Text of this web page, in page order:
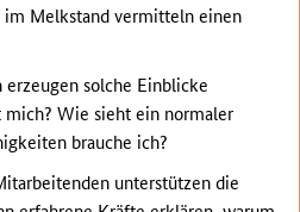
Melkstand vermitteln einen
solche Einblicke
Wie sieht ein normaler
brauche ich?
unterstützen die